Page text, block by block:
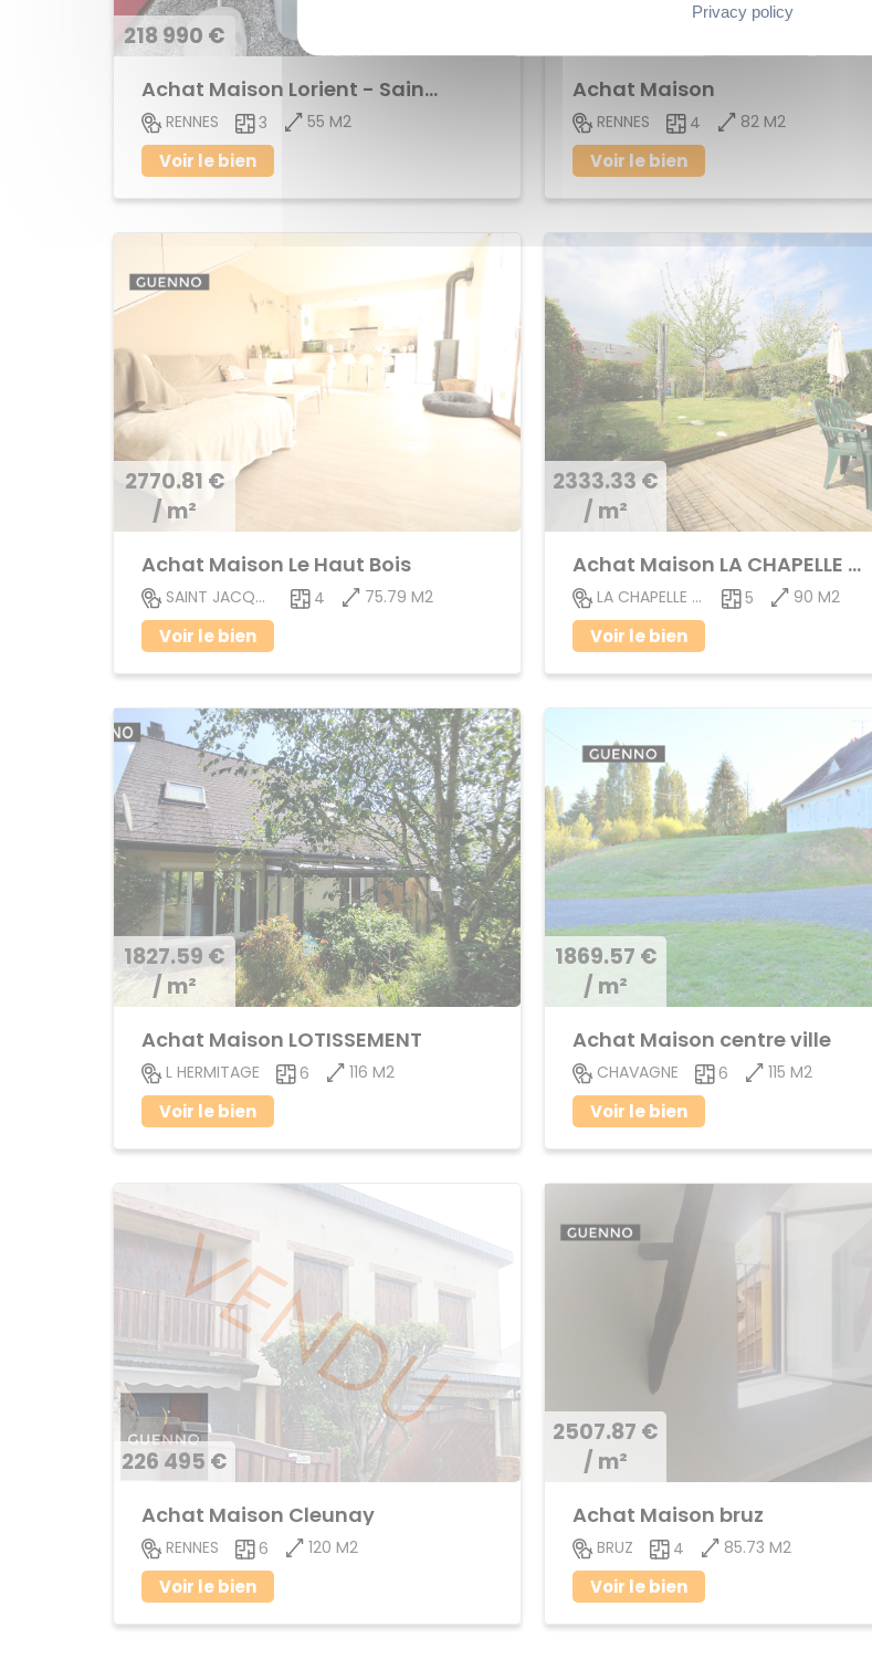
218 990 €
Achat Maison Lorient - Saint-Brieuc
RENNES 3 55 M2
Voir le bien
Achat Maison
RENNES 4 82 M2
Voir le bien
2770.81 €
/ m²
Achat Maison Le Haut Bois
SAINT JACQUES DE LA LANDE 4 75.79 M2
Voir le bien
2333.33 €
/ m²
Achat Maison LA CHAPELLE DES FOUGERETZ
LA CHAPELLE DES FOUGERETZ 5 90 M2
Voir le bien
1827.59 €
/ m²
Achat Maison LOTISSEMENT
L HERMITAGE 6 116 M2
Voir le bien
1869.57 €
/ m²
Achat Maison centre ville
CHAVAGNE 6 115 M2
Voir le bien
226 495 €
Achat Maison Cleunay
RENNES 6 120 M2
Voir le bien
2507.87 €
/ m²
Achat Maison bruz
BRUZ 4 85.73 M2
Voir le bien
Privacy policy